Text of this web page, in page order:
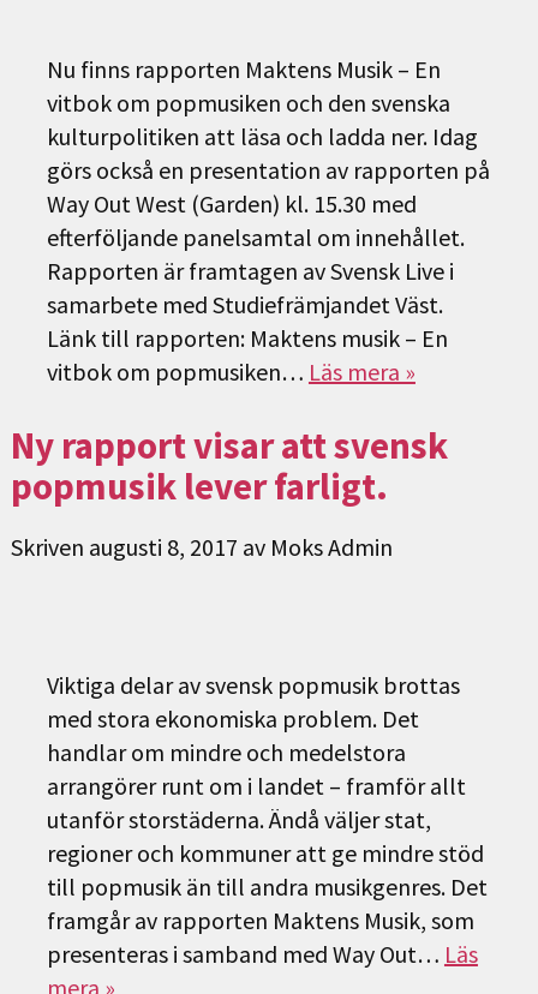
Nu finns rapporten Maktens Musik – En
vitbok om popmusiken och den svenska
kulturpolitiken att läsa och ladda ner. Idag
görs också en presentation av rapporten på
Way Out West (Garden) kl. 15.30 med
efterföljande panelsamtal om innehållet.
Rapporten är framtagen av Svensk Live i
samarbete med Studiefrämjandet Väst.
Länk till rapporten: Maktens musik – En
vitbok om popmusiken… Läs mera »
Ny rapport visar att svensk
popmusik lever farligt.
Skriven augusti 8, 2017 av Moks Admin
Viktiga delar av svensk popmusik brottas
med stora ekonomiska problem. Det
handlar om mindre och medelstora
arrangörer runt om i landet – framför allt
utanför storstäderna. Ändå väljer stat,
regioner och kommuner att ge mindre stöd
till popmusik än till andra musikgenres. Det
framgår av rapporten Maktens Musik, som
presenteras i samband med Way Out… Läs
mera »